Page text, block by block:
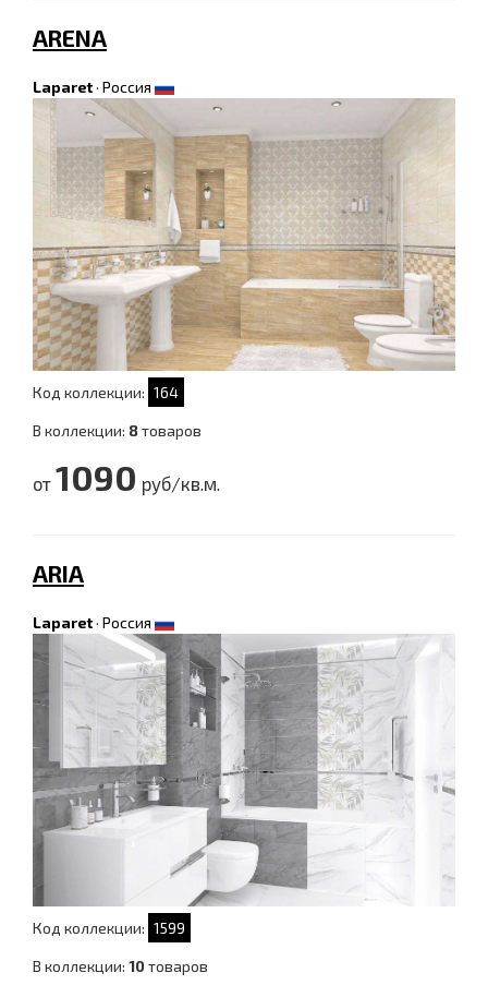
ARENA
Laparet· Россия
Код коллекции: 164
В коллекции: 8товаров
от 1090 руб/кв.м.
ARIA
Laparet· Россия
Код коллекции: 1599
В коллекции: 10товаров